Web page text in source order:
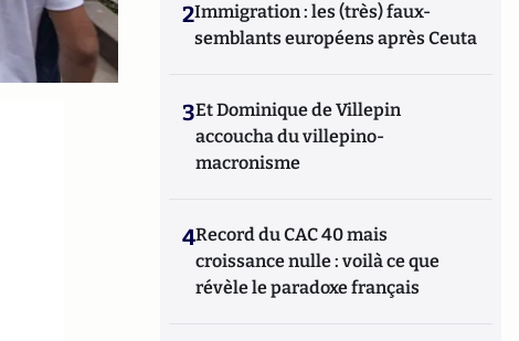
2Immigration : les (très) faux-
semblants européens après Ceuta
3Et Dominique de Villepin
accoucha du villepino-
macronisme
4Record du CAC 40 mais
croissance nulle : voilà ce que
révèle le paradoxe français